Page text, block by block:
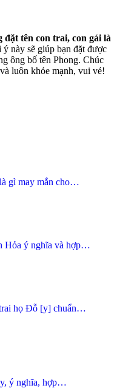
đặt tên con trai, con gái là
này sẽ giúp bạn đặt được
ông bố tên Phong. Chúc
luôn khỏe mạnh, vui vẻ!
gì may mắn cho…
Hỏa ý nghĩa và hợp…
trai họ Đỗ [y] chuẩn…
ý nghĩa, hợp…